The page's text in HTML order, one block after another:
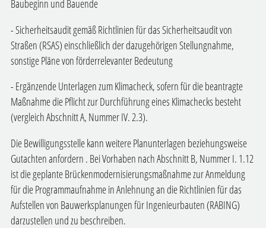
Baubeginn und Bauende
- Sicherheitsaudit gemäß Richtlinien für das Sicherheitsaudit von
Straßen (RSAS) einschließlich der dazugehörigen Stellungnahme,
sonstige Pläne von förderrelevanter Bedeutung
- Ergänzende Unterlagen zum Klimacheck, sofern für die beantragte
Maßnahme die Pflicht zur Durchführung eines Klimachecks besteht
(vergleich Abschnitt A, Nummer IV. 2.3).
Die Bewilligungsstelle kann weitere Planunterlagen beziehungsweise
Gutachtenanfordern . Bei Vorhaben nach Abschnitt B, Nummer I. 1.12
ist die geplante Brückenmodernisierungsmaßnahme zur Anmeldung
für die Programmaufnahme in Anlehnung an die Richtlinien für das
Aufstellen von Bauwerksplanungen für Ingenieurbauten (RABING)
darzustellen und zu beschreiben.